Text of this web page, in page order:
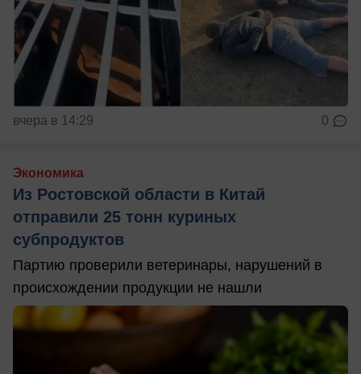
вчера в 14:29 0
Экономика
Из Ростовской области в Китай
отправили 25 тонн куриных
субпродуктов
Партию проверили ветеринары, нарушений в
происхождении продукции не нашли